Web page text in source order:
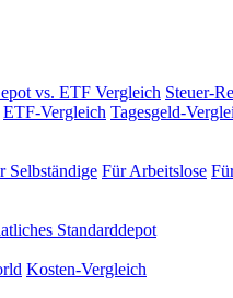
vs. ETF Vergleich Steuer-
ETF-Vergleich Tagesgeld-
Selbständige Für Arbeitslose
Standarddepot
Kosten-Vergleich